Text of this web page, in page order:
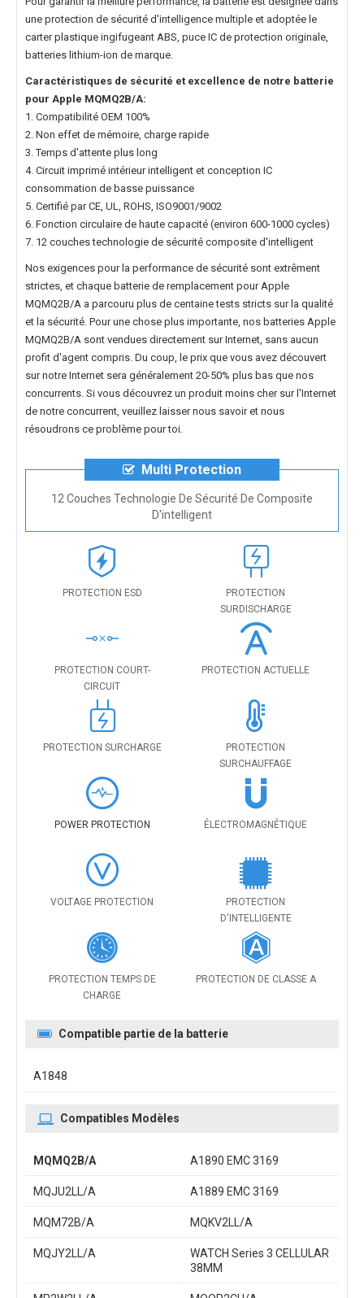
une protection de sécurité d'intelligence multiple et adoptée le
carter plastique ingifugeant ABS, puce IC de protection originale,
batteries lithium-ion de marque.
Caractéristiques de sécurité et excellence de notre batterie
pour Apple MQMQ2B/A:
1. Compatibilité OEM 100%
2. Non effet de mémoire, charge rapide
3. Temps d'attente plus long
4. Circuit imprimé intérieur intelligent et conception IC
consommation de basse puissance
5. Certifié par CE, UL, ROHS, ISO9001/9002
6. Fonction circulaire de haute capacité (environ 600-1000 cycles)
7. 12 couches technologie de sécurité composite d'intelligent
Nos exigences pour la performance de sécurité sont extrêment
strictes, et chaque batterie de remplacement pour Apple
MQMQ2B/A a parcouru plus de centaine tests stricts sur la qualité
et la sécurité. Pour une chose plus importante, nos batteries Apple
MQMQ2B/A sont vendues directement sur Internet, sans aucun
profit d'agent compris. Du coup, le prix que vous avez découvert
sur notre Internet sera généralement 20-50% plus bas que nos
concurrents. Si vous découvrez un produit moins cher sur l'Internet
de notre concurrent, veuillez laisser nous savoir et nous
résoudrons ce problème pour toi.
Multi Protection
12 Couches Technologie De Sécurité De Composite
D'intelligent
PROTECTION ESD
PROTECTION
SURDISCHARGE
PROTECTION COURT-
CIRCUIT
PROTECTION ACTUELLE
PROTECTION SURCHARGE
PROTECTION
SURCHAUFFAGE
POWER PROTECTION ÉLECTROMAGNÉTIQUE
VOLTAGE PROTECTION
PROTECTION
D'INTELLIGENTE
PROTECTION TEMPS DE
CHARGE
PROTECTION DE CLASSE A
Compatible partie de la batterie
A1848
Compatibles Modèles
MQMQ2B/A A1890 EMC 3169
MQJU2LL/A A1889 EMC 3169
MQM72B/A MQKV2LL/A
MQJY2LL/A
WATCH Series 3 CELLULAR
38MM